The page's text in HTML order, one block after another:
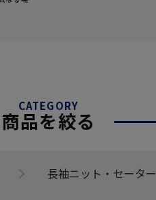
CATEGORY
商品を絞る
長袖ニット・セーター